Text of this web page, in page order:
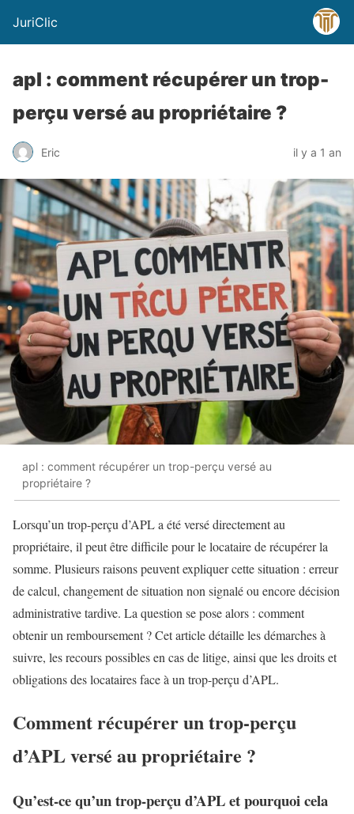
JuriClic
apl : comment récupérer un trop-
perçu versé au propriétaire ?
Eric il y a 1 an
apl : comment récupérer un trop-perçu versé au
propriétaire ?
Lorsqu’un trop-perçu d’APL a été versé directement au
propriétaire, il peut être difficile pour le locataire de récupérer la
somme. Plusieurs raisons peuvent expliquer cette situation : erreur
de calcul, changement de situation non signalé ou encore décision
administrative tardive. La question se pose alors : comment
obtenir un remboursement ? Cet article détaille les démarches à
suivre, les recours possibles en cas de litige, ainsi que les droits et
obligations des locataires face à un trop-perçu d’APL.
Comment récupérer un trop-perçu
d’APL versé au propriétaire ?
Qu’est-ce qu’un trop-perçu d’APL et pourquoi cela